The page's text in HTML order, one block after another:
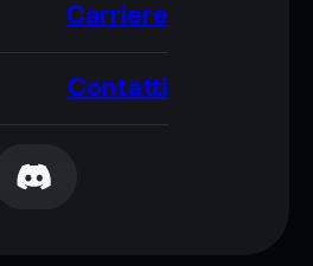
Carriere
Contatti